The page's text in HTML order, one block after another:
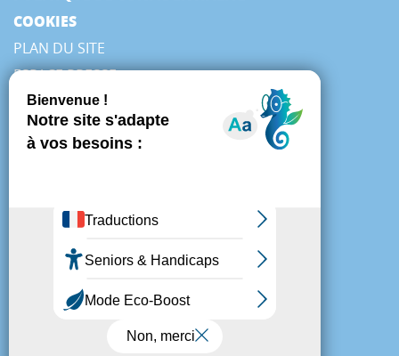
COOKIES
PLAN DU SITE
ESPACE PRESSE